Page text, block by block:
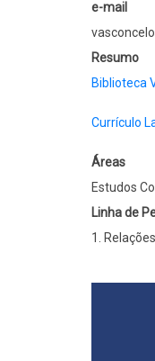
e-mail
Resumo
Biblioteca
Currículo
Áreas
Estudos
Linha de
1.